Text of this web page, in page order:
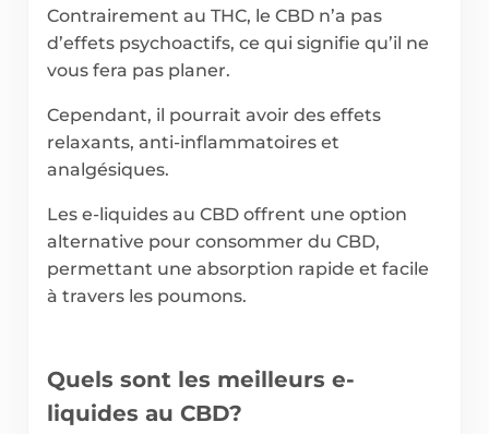
Contrairement au THC, le CBD n’a pas
d’effets psychoactifs, ce qui signifie qu’il ne
vous fera pas planer.
Cependant, il pourrait avoir des effets
relaxants, anti-inflammatoires et
analgésiques.
Les e-liquides au CBD offrent une option
alternative pour consommer du CBD,
permettant une absorption rapide et facile
à travers les poumons.
Quels sont les meilleurs e-
liquides au CBD?